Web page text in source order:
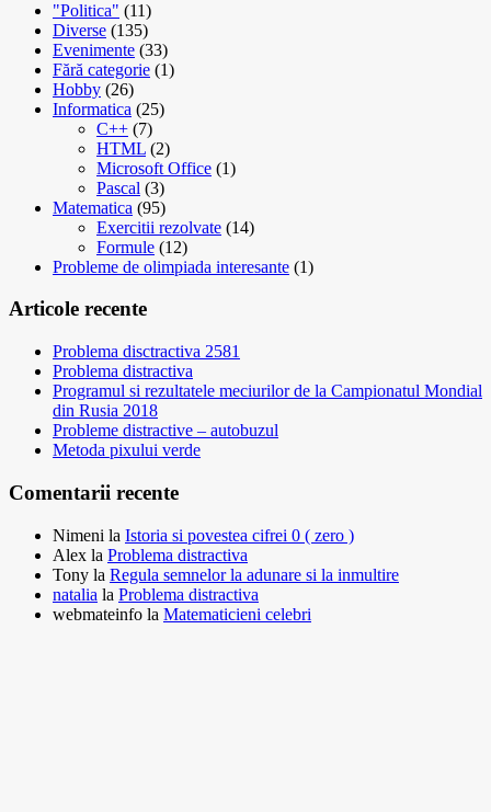
"Politica" (11)
Diverse (135)
Evenimente (33)
Fără categorie (1)
Hobby (26)
Informatica (25)
C++ (7)
HTML (2)
Microsoft Office (1)
Pascal (3)
Matematica (95)
Exercitii rezolvate (14)
Formule (12)
Probleme de olimpiada interesante (1)
Articole recente
Problema disctractiva 2581
Problema distractiva
Programul si rezultatele meciurilor de la Campionatul Mondial
din Rusia 2018
Probleme distractive – autobuzul
Metoda pixului verde
Comentarii recente
Nimeni la Istoria si povestea cifrei 0 ( zero )
Alex la Problema distractiva
Tony la Regula semnelor la adunare si la inmultire
natalia la Problema distractiva
webmateinfo la Matematicieni celebri